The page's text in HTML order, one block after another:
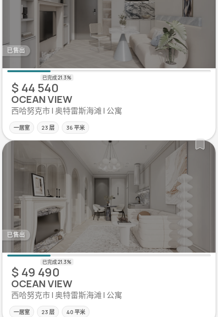
已售出
$ 44 540
OCEAN VIEW
西哈努克市 | 奥特雷斯海滩 | 公寓
一居室 23 层 36 平米
已售出
$ 49 490
OCEAN VIEW
西哈努克市 | 奥特雷斯海滩 | 公寓
一居室 23 层 40 平米